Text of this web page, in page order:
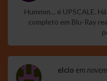
Hummm… é UPSCALE.
completo em Blu-Ray
elcio em